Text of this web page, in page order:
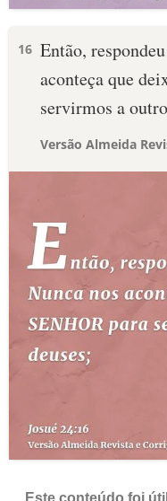
16 Então,
aconteça que
servirmos a
Versão Almeida
Este conteúdo foi